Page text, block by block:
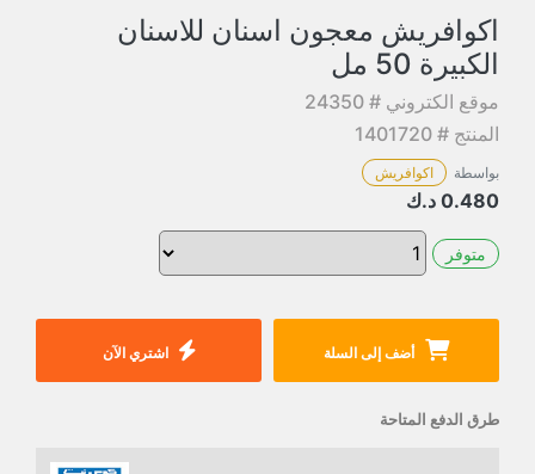
اكوافريش معجون اسنان للاسنان
الكبيرة 50 مل
موقع الكتروني # 24350
المنتج # 1401720
بواسطة اكوافريش
0.480 د.ك
متوفر
أضف إلى السلة اشتري الآن
طرق الدفع المتاحة